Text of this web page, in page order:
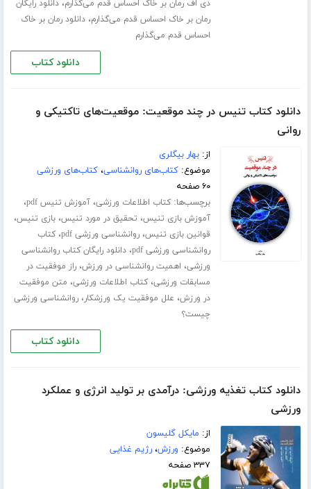
دی اف رمان بر خاک احساس قدم می‌گذارم،دانلود رایگان
رمان بر خاک احساس قدم می‌گذارم،دانلود رمان بر خاک
احساس قدم می‌گذارم
دانلود کتاب
دانلود کتاب تنیس در چند موقعیت: موقعیت‌های تاکتیکی و
روانی
از:بهار بیگلری
موضوع:کتاب‌های روانشناسی،کتاب‌های ورزشی
۶۰ صفحه
برچسب‌ها:کتاب اطلاعات ورزشی،آموزش تنیس pdf ،
آموزش بازی تنیس، تحقیق در مورد تنیس،بازی تنیس،
قوانین بازی تنیس،روانشناسی ورزشی pdf ،کتاب
روانشناسی ورزشی pdf
،دانلود رایگان کتاب روانشناسی
ورزشی، اهمیت روانشناسی در ورزش،راز موفقیت در
مسابقات ورزشی،کتاب اطلاعات ورزشی، متن موفقیت
در ورزش، علل موفقیت یک ورزشکار،روانشناسی ورزشی
چیست؟
دانلود کتاب
دانلود کتاب تغذیه ورزشی: درآمدی بر تولید انرژی و عملکرد
ورزشی
از: مایکل گلیسون
موضوع: ورزش،رژیم غذایی
۳۳۷ صفحه